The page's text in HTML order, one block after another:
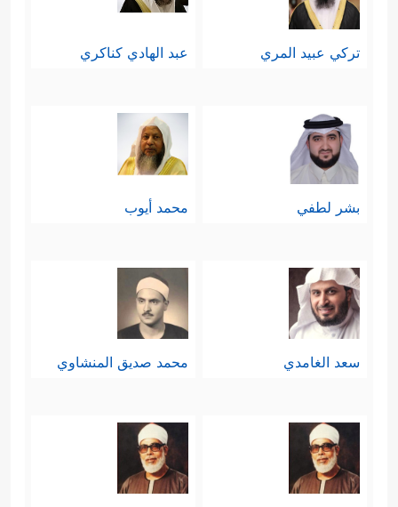
تركي عبيد المري عبد الهادي كناكري
بشر لطفي محمد أيوب
سعد الغامدي محمد صديق المنشاوي